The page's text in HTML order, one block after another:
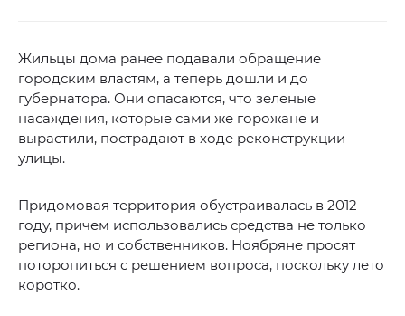
Жильцы дома ранее подавали обращение
городским властям, а теперь дошли и до
губернатора. Они опасаются, что зеленые
насаждения, которые сами же горожане и
вырастили, пострадают в ходе реконструкции
улицы.
Придомовая территория обустраивалась в 2012
году, причем использовались средства не только
региона, но и собственников. Ноябряне просят
поторопиться с решением вопроса, поскольку лето
коротко.